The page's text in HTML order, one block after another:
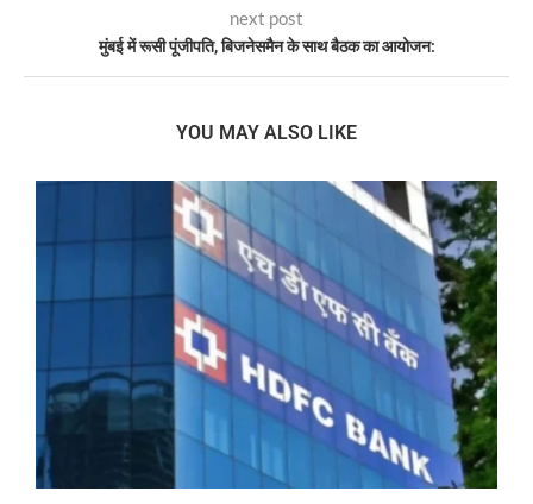
next post
मुंबई में रूसी पूंजीपति, बिजनेसमैन के साथ बैठक का आयोजन:
YOU MAY ALSO LIKE